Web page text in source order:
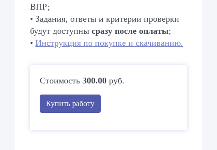
ВПР;
• Задания, ответы и критерии проверки
будут доступны сразу после оплаты;
• Инструкция по покупке и скачиванию.
Стоимость 300.00 руб.
Купить работу